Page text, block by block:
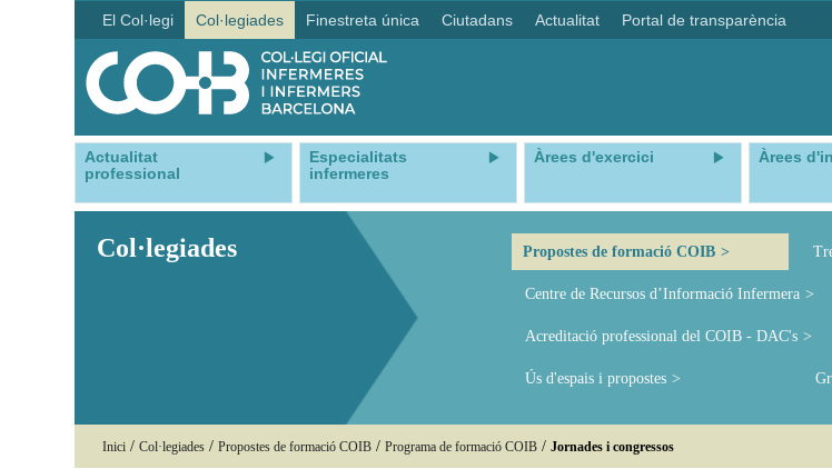
El Col·legi Col·legiades Finestreta única Ciutadans Actualitat Portal de transparència
Actualitat
professional
Especialitats
infermeres
Àrees d'exercici Àrees
Col·legiades Propostes de formació COIB
Centre de Recursos d’Informació Infermera
Acreditació professional del COIB - DAC's
Ús d'espais i propostes
Inici / Col·legiades / Propostes de formació COIB / Programa de formació COIB / Jornades i congressos